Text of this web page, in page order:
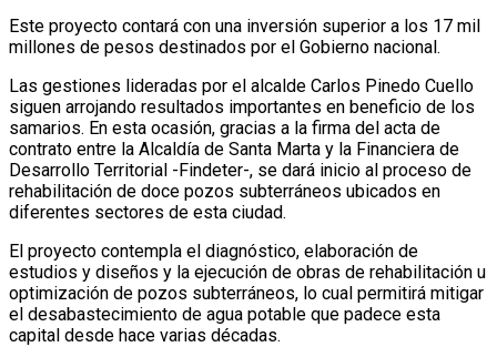
WhatsApp
Este proyecto contará con una inversión superior a los 17 mil
millones de pesos destinados por el Gobierno nacional.
Las gestiones lideradas por el alcalde Carlos Pinedo Cuello
siguen arrojando resultados importantes en beneficio de los
samarios. En esta ocasión, gracias a la firma del acta de
contrato entre la Alcaldía de Santa Marta y la Financiera de
Desarrollo Territorial -Findeter-, se dará inicio al proceso de
rehabilitación de doce pozos subterráneos ubicados en
diferentes sectores de esta ciudad.
El proyecto contempla el diagnóstico, elaboración de
estudios y diseños y la ejecución de obras de rehabilitación u
optimización de pozos subterráneos, lo cual permitirá mitigar
el desabastecimiento de agua potable que padece esta
capital desde hace varias décadas.